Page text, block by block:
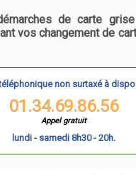
de carte
vos changement de
non surtaxé à
01.34.69.86.56
Appel gratuit
lundi - samedi 8h30 - 20h.